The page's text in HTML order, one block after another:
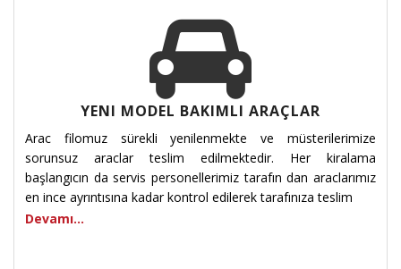
YENI MODEL BAKIMLI ARAÇLAR
Arac filomuz sürekli yenilenmekte ve müsterilerimize
sorunsuz araclar teslim edilmektedir. Her kiralama
başlangıcın da servis personellerimiz tarafın dan araclarımız
en ince ayrıntısına kadar kontrol edilerek tarafınıza teslim
Devamı...